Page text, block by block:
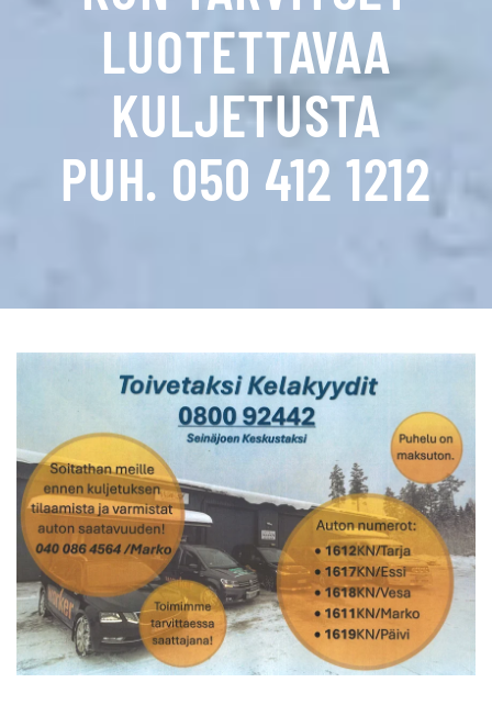
LUOTETTAVAA
KULJETUSTA
PUH. 050 412 1212